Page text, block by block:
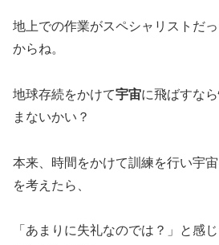
地上での作業がスペシャリストだ
からね。
地球存続をかけて宇宙に飛ばすなら
まないかい？
本来、時間をかけて訓練を行い宇
を考えたら
「あまりに失礼なのでは？」と感